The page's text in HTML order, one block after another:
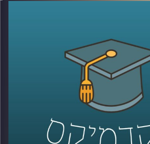
המודל העסקי היחיד האפשרי?
ומוביל את פסטיבל
חולון, העוסק בהשפעות
על חיינו, בעיקר דרך
ליאור מספר על השפעתה של
קהל הצופים ועל שיחות
ומשם על הצורך החברתי
שוחחנו על מושג הכבדות –